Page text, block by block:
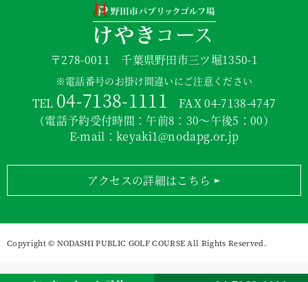
〒278-0011 千葉県野田市三ツ堀1350-1
※電話番号のお掛け間違いにご注意ください
TEL 04-7138-1111
FAX 04-7138-4747
（電話予約受付時間：午前8：30～午後5：00）
E-mail： keyaki1@nodapg.or.jp
アクセスの詳細はこちら
Copyright © NODASHI PUBLIC GOLF COURSE All Rights Reserved.